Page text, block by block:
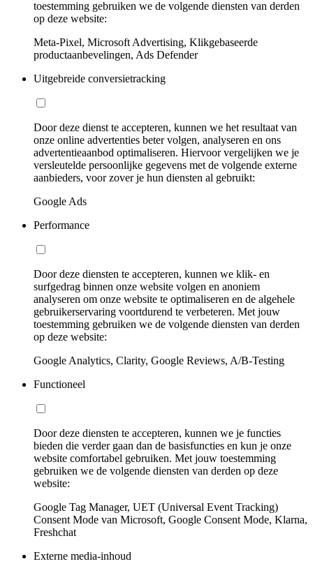
toestemming gebruiken we de volgende diensten van derden
op deze website:
Meta-Pixel, Microsoft Advertising, Klikgebaseerde
productaanbevelingen, Ads Defender
Uitgebreide conversietracking
Door deze dienst te accepteren, kunnen we het resultaat van
onze online advertenties beter volgen, analyseren en ons
advertentieaanbod optimaliseren. Hiervoor vergelijken we je
versleutelde persoonlijke gegevens met de volgende externe
aanbieders, voor zover je hun diensten al gebruikt:
Google Ads
Performance
Door deze diensten te accepteren, kunnen we klik- en
surfgedrag binnen onze website volgen en anoniem
analyseren om onze website te optimaliseren en de algehele
gebruikerservaring voortdurend te verbeteren. Met jouw
toestemming gebruiken we de volgende diensten van derden
op deze website:
Google Analytics, Clarity, Google Reviews, A/B-Testing
Functioneel
Door deze diensten te accepteren, kunnen we je functies
bieden die verder gaan dan de basisfuncties en kun je onze
website comfortabel gebruiken. Met jouw toestemming
gebruiken we de volgende diensten van derden op deze
website:
Google Tag Manager, UET (Universal Event Tracking)
Consent Mode van Microsoft, Google Consent Mode, Klarna,
Freshchat
Externe media-inhoud